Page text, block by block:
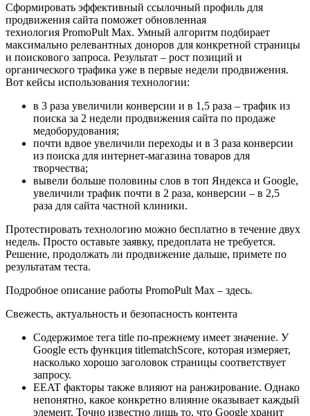
Сформировать эффективный ссылочный профиль для
продвижения сайта поможет обновленная
технология PromoPult Max. Умный алгоритм подбирает
максимально релевантных доноров для конкретной страницы
и поискового запроса. Результат – рост позиций и
органического трафика уже в первые недели продвижения.
Вот кейсы использования технологии:
в 3 раза увеличили конверсии и в 1,5 раза – трафик из
поиска за 2 недели продвижения сайта по продаже
медоборудования;
почти вдвое увеличили переходы и в 3 раза конверсии
из поиска для интернет-магазина товаров для
творчества;
вывели больше половины слов в топ Яндекса и Google,
увеличили трафик почти в 2 раза, конверсии – в 2,5
раза для сайта частной клиники.
Протестировать технологию можно бесплатно в течение двух
недель. Просто оставьте заявку, предоплата не требуется.
Решение, продолжать ли продвижение дальше, примете по
результатам теста.
Подробное описание работы PromoPult Max – здесь.
Свежесть, актуальность и безопасность контента
Содержимое тега title по-прежнему имеет значение. У
Google есть функция titlematchScore, которая измеряет,
насколько хорошо заголовок страницы соответствует
запросу.
EEAT факторы также влияют на ранжирование. Однако
непонятно, какое конкретно влияние оказывает каждый
элемент. Точно известно лишь то, что Google хранит